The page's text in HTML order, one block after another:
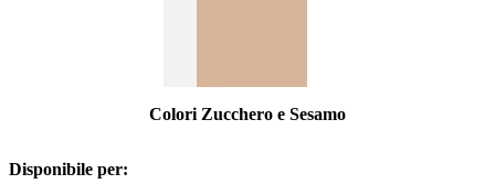
Colori Zucchero e Sesamo
Disponibile per: